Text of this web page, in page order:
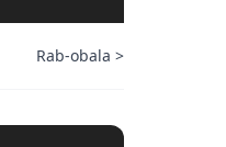
Rab-obala >